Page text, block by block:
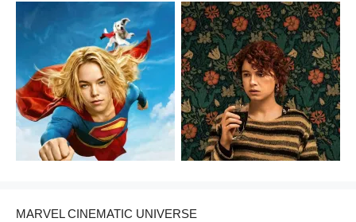
MARVEL CINEMATIC UNIVERSE